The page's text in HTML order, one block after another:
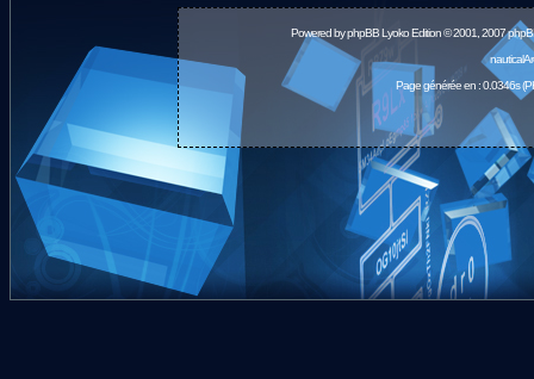
Powered byphpBBLyoko Edition © 2001, 2007
Page générée en : 0.0346s